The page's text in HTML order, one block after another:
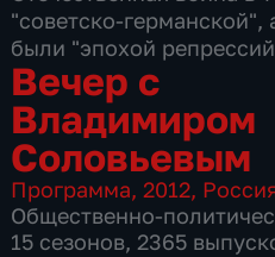
"советско-
были "эпохой
Вечер с
Владимиром
Соловьевым
Программа,2012,
Общественно-
15 сезонов, 2365